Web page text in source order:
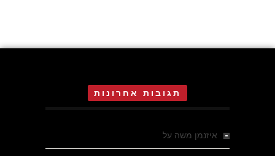
תגובות אחרונות
איזנמן משה על